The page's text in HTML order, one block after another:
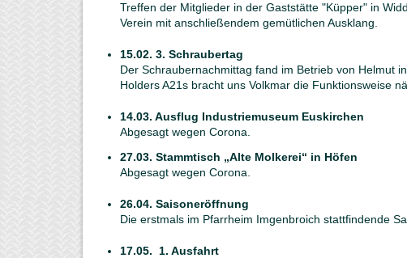
Treffen der Mitglieder in der Gaststätte "Küpper" in
Verein mit anschließendem gemütlichen Ausklang.
15.02. 3. Schraubertag
Der Schraubernachmittag fand im Betrieb von Helmut
Holders A21s bracht uns Volkmar die Funktionsweise
14.03. Ausflug Industriemuseum Euskirchen
Abgesagt wegen Corona.
27.03. Stammtisch „Alte Molkerei“ in Höfen
Abgesagt wegen Corona.
26.04. Saisoneröffnung
Die erstmals im Pfarrheim Imgenbroich stattfindende
17.05. 1. Ausfahrt